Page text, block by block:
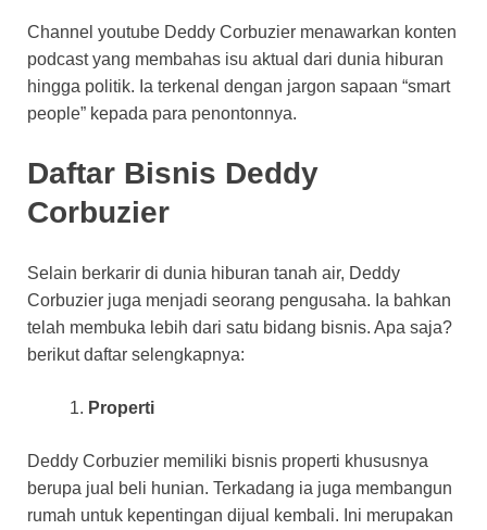
Channel youtube Deddy Corbuzier menawarkan konten
podcast yang membahas isu aktual dari dunia hiburan
hingga politik. Ia terkenal dengan jargon sapaan “smart
people” kepada para penontonnya.
Daftar Bisnis Deddy
Corbuzier
Selain berkarir di dunia hiburan tanah air, Deddy
Corbuzier juga menjadi seorang pengusaha. Ia bahkan
telah membuka lebih dari satu bidang bisnis. Apa saja?
berikut daftar selengkapnya:
Properti
Deddy Corbuzier memiliki bisnis properti khususnya
berupa jual beli hunian. Terkadang ia juga membangun
rumah untuk kepentingan dijual kembali. Ini merupakan